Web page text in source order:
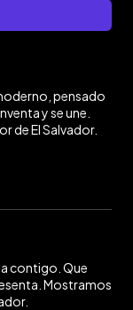
pensado
y se une.
de El Salvador.
contigo. Que
Mostramos